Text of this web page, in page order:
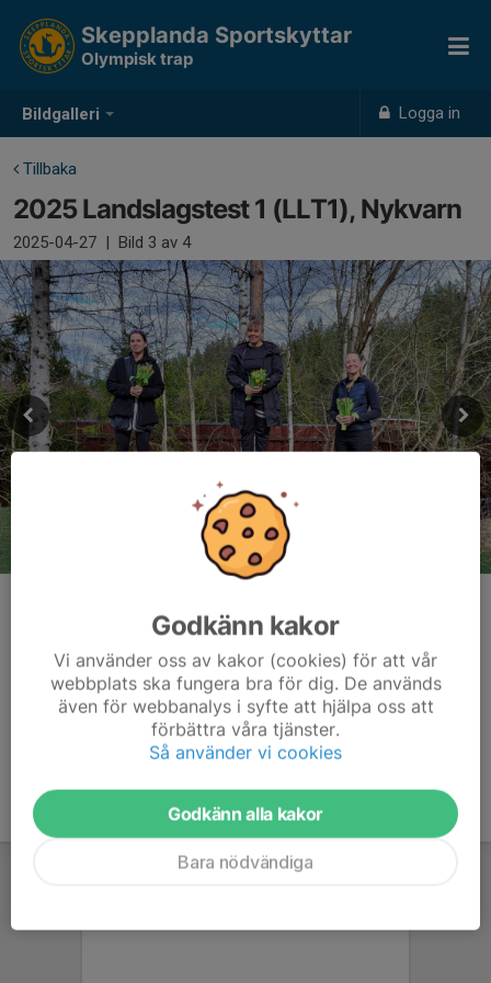
Bildgalleri Logga in
Skepplanda Sportskyttar
Olympisk trap
Tillbaka
2025 Landslagstest 1 (LLT1), Nykvarn
2025-04-27 | Bild 3 av 4
Camilla Andreasson, Skepplanda 2. Stella Abrahamsson,
Skepplanda 3. Valentina Hedén, Nykvarn
Kommentarer
Godkänn kakor
Vi använder oss av kakor (cookies) för att vår
webbplats ska fungera bra för dig. De används
även för webbanalys i syfte att hjälpa oss att
förbättra våra tjänster.
Så använder vi cookies
Godkänn alla kakor
Bara nödvändiga